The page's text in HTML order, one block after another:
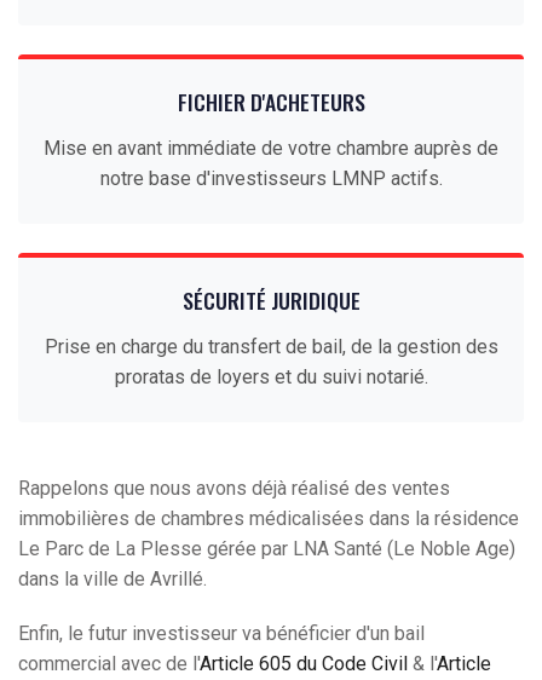
FICHIER D'ACHETEURS
Mise en avant immédiate de votre chambre auprès de
notre base d'investisseurs LMNP actifs.
SÉCURITÉ JURIDIQUE
Prise en charge du transfert de bail, de la gestion des
proratas de loyers et du suivi notarié.
Rappelons que nous avons déjà réalisé des ventes
immobilières de chambres médicalisées dans la résidence
Le Parc de La Plesse gérée par LNA Santé (Le Noble Age)
dans la ville de Avrillé.
Enfin, le futur investisseur va bénéficier d'un bail
commercial avec de l'Article 605 du Code Civil & l'Article